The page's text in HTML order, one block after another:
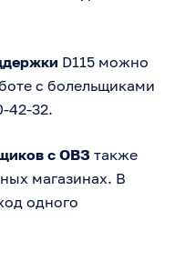
D115 можно
с болельщиками
42-32.
с ОВЗтакже
магазинах. В
одного